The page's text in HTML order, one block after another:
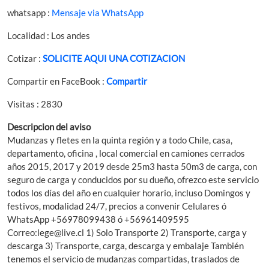
whatsapp : Mensaje via WhatsApp
Localidad : Los andes
Cotizar : SOLICITE AQUI UNA COTIZACION
Compartir en FaceBook : Compartir
Visitas : 2830
Descripcion del aviso
Mudanzas y fletes en la quinta región y a todo Chile, casa,
departamento, oficina , local comercial en camiones cerrados
años 2015, 2017 y 2019 desde 25m3 hasta 50m3 de carga, con
seguro de carga y conducidos por su dueño, ofrezco este servicio
todos los días del año en cualquier horario, incluso Domingos y
festivos, modalidad 24/7, precios a convenir Celulares ó
WhatsApp +56978099438 ó +56961409595
Correo:lege@live.cl 1) Solo Transporte 2) Transporte, carga y
descarga 3) Transporte, carga, descarga y embalaje También
tenemos el servicio de mudanzas compartidas, traslados de